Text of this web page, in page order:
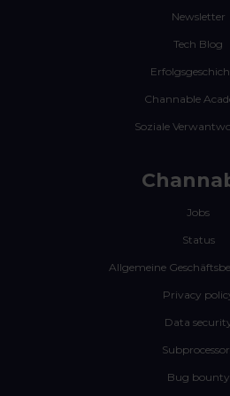
Newsletter
Tech Blog
Channable
Soziale
Jobs
Status
Allgemeine
Privacy
Data
Bug bounty